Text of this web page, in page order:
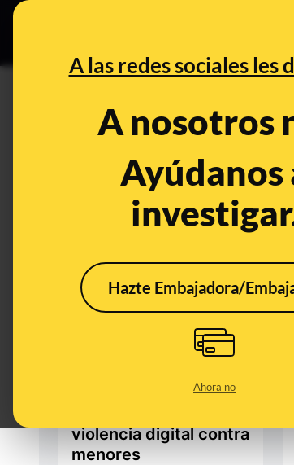
A las redes sociales les
A nosotros
Ayúdanos
Hazte Embajadora/
Ahora no
El teatro contra el
ciberbullying: talleres,
apuestas culturales
violencia digital contra
menores